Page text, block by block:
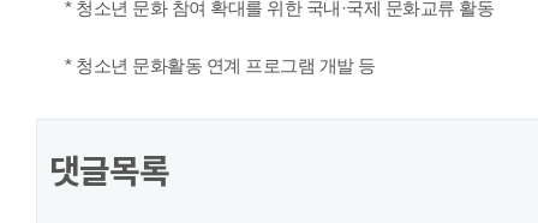
* 청소년 문화 참여 확대를 위한 국내·국제 문화교류 활동
* 청소년 문화활동 연계 프로그램 개발 등
댓글목록